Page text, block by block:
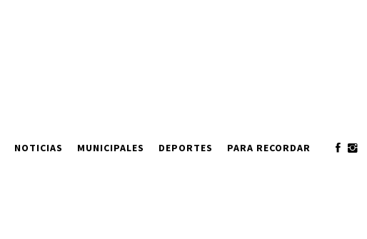
NOTICIAS MUNICIPALES DEPORTES PARA RECORDAR